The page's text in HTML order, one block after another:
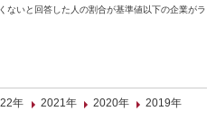
いと回答した人の割合が基準値以下の企業がラ
年 2021年 2020年 2019年